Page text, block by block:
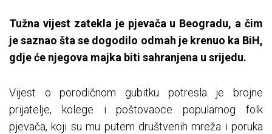
Tužna vijest zatekla je pjevača u Beogradu, a čim
je saznao šta se dogodilo odmah je krenuo ka BiH,
gdje će njegova majka biti sahranjena u srijedu.
Vijest o porodičnom gubitku potresla je brojne
prijatelje, kolege i poštovaoce popularnog folk
pjevača, koji su mu putem društvenih mreža i poruka